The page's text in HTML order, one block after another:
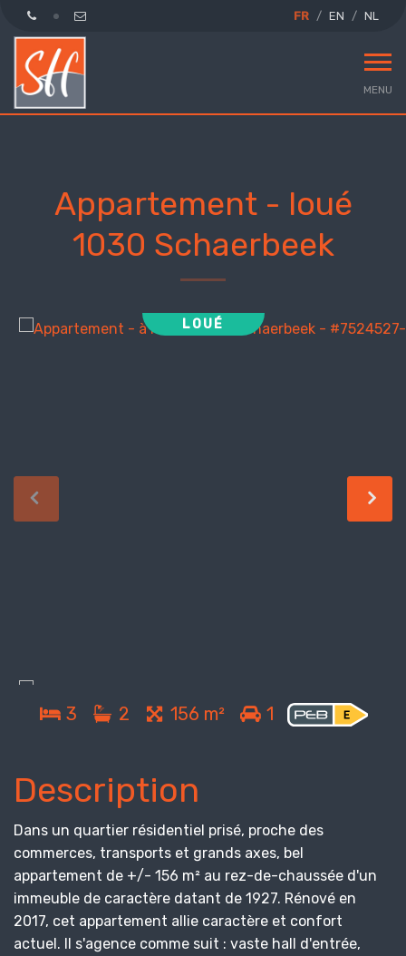
FR EN NL
MENU
Appartement - loué
1030 Schaerbeek
LOUÉ
3 2 156 m² 1
Description
Dans un quartier résidentiel prisé, proche des
commerces, transports et grands axes, bel
appartement de +/- 156 m² au rez-de-chaussée d'un
immeuble de caractère datant de 1927. Rénové en
2017, cet appartement allie caractère et confort
actuel. Il s'agence comme suit : vaste hall d'entrée,